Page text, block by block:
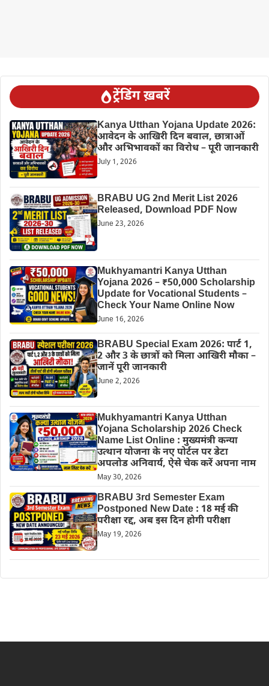
ट्रेंडिंग ख़बरें
Kanya Utthan Yojana Update 2026:
आवेदन के आखिरी दिन बवाल, छात्राओं
और अभिभावकों का विरोध – पूरी जानकारी
July 1, 2026
BRABU UG 2nd Merit List 2026
Released, Download PDF Now
June 23, 2026
Mukhyamantri Kanya Utthan
Yojana 2026 – ₹50,000 Scholarship
Update for Vocational Students –
Check Your Name Online Now
June 16, 2026
BRABU Special Exam 2026: पार्ट 1,
2 और 3 के छात्रों को मिला आखिरी मौका –
जानें पूरी जानकारी
June 2, 2026
Mukhyamantri Kanya Utthan
Yojana Scholarship 2026 Check
Name List Online : मुख्यमंत्री कन्या
उत्थान योजना के नए पोर्टल पर डेटा
अपलोड अनिवार्य, ऐसे चेक करें अपना नाम
May 30, 2026
BRABU 3rd Semester Exam
Postponed New Date : 18 मई की
परीक्षा रद्द, अब इस दिन होगी परीक्षा
May 19, 2026